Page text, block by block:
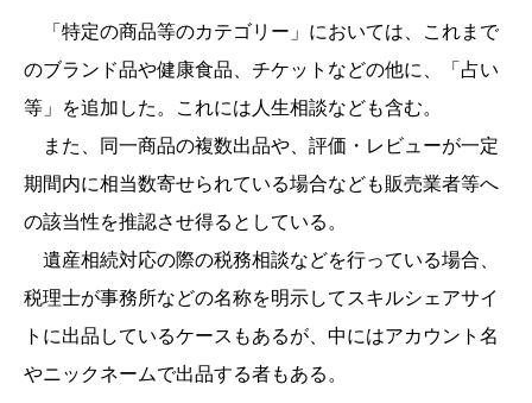
「特定の商品等のカテゴリー」においては、これまで
のブランド品や健康食品、チケットなどの他に、「占い
等」を追加した。これには人生相談なども含む。
また、同一商品の複数出品や、評価・レビューが一定
期間内に相当数寄せられている場合なども販売業者等へ
の該当性を推認させ得るとしている。
遺産相続対応の際の税務相談などを行っている場合、
税理士が事務所などの名称を明示してスキルシェアサイ
トに出品しているケースもあるが、中にはアカウント名
やニックネームで出品する者もある。